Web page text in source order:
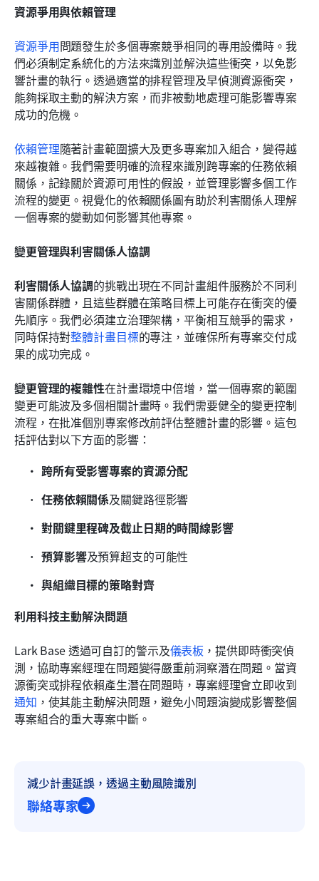
資源爭用與依賴管理
資源爭用問題發生於多個專案競爭相同的專用設備時。我
們必須制定系統化的方法來識別並解決這些衝突，以免影
響計畫的執行。透過適當的排程管理及早偵測資源衝突，
能夠採取主動的解決方案，而非被動地處理可能影響專案
成功的危機。
依賴管理隨著計畫範圍擴大及更多專案加入組合，變得越
來越複雜。我們需要明確的流程來識別跨專案的任務依賴
關係，記錄關於資源可用性的假設，並管理影響多個工作
流程的變更。視覺化的依賴關係圖有助於利害關係人理解
一個專案的變動如何影響其他專案。
變更管理與利害關係人協調
利害關係人協調的挑戰出現在不同計畫組件服務於不同利
害關係群體，且這些群體在策略目標上可能存在衝突的優
先順序。我們必須建立治理架構，平衡相互競爭的需求，
同時保持對整體計畫目標的專注，並確保所有專案交付成
果的成功完成。
變更管理的複雜性在計畫環境中倍增，當一個專案的範圍
變更可能波及多個相關計畫時。我們需要健全的變更控制
流程，在批准個別專案修改前評估整體計畫的影響。這包
括評估對以下方面的影響：
跨所有受影響專案的資源分配
任務依賴關係及關鍵路徑影響
對關鍵里程碑及截止日期的時間線影響
預算影響及預算超支的可能性
與組織目標的策略對齊
利用科技主動解決問題
Lark Base 透過可自訂的警示及儀表板 ，提供即時衝突偵
測，協助專案經理在問題變得嚴重前洞察潛在問題。當資
源衝突或排程依賴產生潛在問題時，專案經理會立即收到
通知 ，使其能主動解決問題，避免小問題演變成影響整個
專案組合的重大專案中斷。
減少計畫延誤，透過主動風險識別
聯絡專家